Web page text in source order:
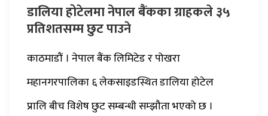
डालिया होटेलमा नेपाल बैंकका ग्राहकले ३५
प्रतिशतसम्म छुट पाउने
काठमाडौं । नेपाल बैंक लिमिटेड र पोखरा
महानगरपालिका ६ लेकसाइडस्थित डालिया होटेल
प्रालि बीच विशेष छुट सम्बन्धी सम्झौता भएको छ ।